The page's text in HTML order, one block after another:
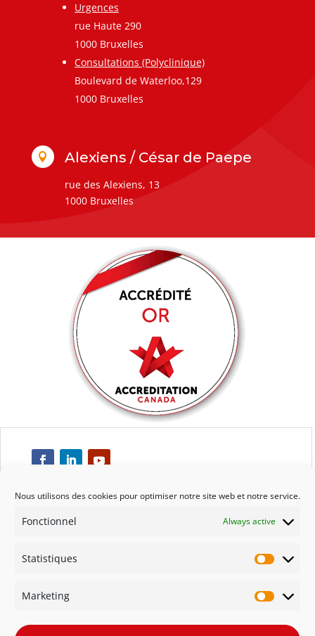
Nous utilisons des cookies pour optimiser notre site web et notre service.
Fonctionnel Always active
Statistiques
Marketing
Urgences
rue Haute 290
1000 Bruxelles
Consultations (Polyclinique)
Boulevard de Waterloo,129
1000 Bruxelles
 Alexiens / César de Paepe
rue des Alexiens, 13
1000 Bruxelles
Respect
Engagement
Qualité